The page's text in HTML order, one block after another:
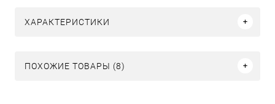
ХАРАКТЕРИСТИКИ
ПОХОЖИЕ ТОВАРЫ (8)